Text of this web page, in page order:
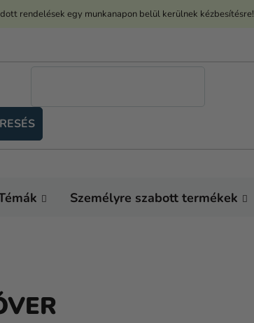
rendelések egy munkanapon belül kerülnek kézbesítésre!
Személyre szabott termékek